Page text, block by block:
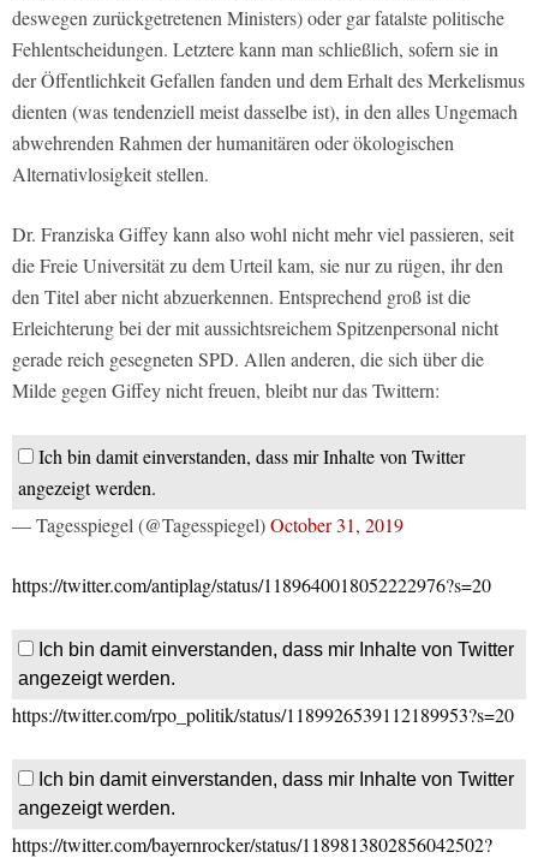
deswegen zurückgetretenen Ministers) oder gar fatalste politische
Fehlentscheidungen. Letztere kann man schließlich, sofern sie in
der Öffentlichkeit Gefallen fanden und dem Erhalt des Merkelismus
dienten (was tendenziell meist dasselbe ist), in den alles Ungemach
abwehrenden Rahmen der humanitären oder ökologischen
Alternativlosigkeit stellen.
Dr. Franziska Giffey kann also wohl nicht mehr viel passieren, seit
die Freie Universität zu dem Urteil kam, sie nur zu rügen, ihr den
den Titel aber nicht abzuerkennen. Entsprechend groß ist die
Erleichterung bei der mit aussichtsreichem Spitzenpersonal nicht
gerade reich gesegneten SPD. Allen anderen, die sich über die
Milde gegen Giffey nicht freuen, bleibt nur das Twittern:
Ich bin damit einverstanden, dass mir Inhalte von Twitter
angezeigt werden.
— Tagesspiegel (@Tagesspiegel)October 31, 2019
https://twitter.com/antiplag/status/1189640018052222976?s=20
Ich bin damit einverstanden, dass mir Inhalte von Twitter
angezeigt werden.
https://twitter.com/rpo_politik/status/1189926539112189953?s=20
Ich bin damit einverstanden, dass mir Inhalte von Twitter
angezeigt werden.
https://twitter.com/bayernrocker/status/1189813802856042502?